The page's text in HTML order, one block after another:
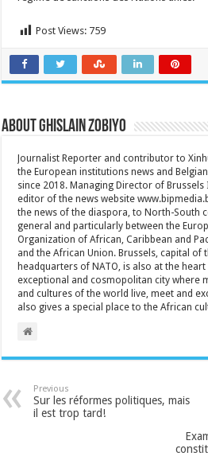
Post Views: 759
About Ghislain Zobiyo
Journalist Reporter and contributor to
the European institutions news and
since 2018. Managing Director of
editor of the news website
the news of the diaspora, to North-South
general and particularly between the
Organization of African, Caribbean and
and the African Union. Brussels, capital of
headquarters of NATO, is also at the
exceptional and cosmopolitan city where
and cultures of the world live, meet and
also gives a special place to the African
Previous
Sur les réformes politiques, mais
il est trop tard!